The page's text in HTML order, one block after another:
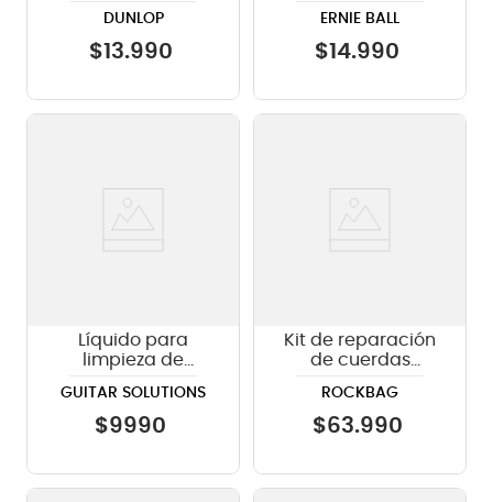
654
DUNLOP
$13.990
CLOTH
ERNIE BALL
$14.990
Líquido para
limpieza de
120ml Guitar
Solutions LGP01
GUITAR SOLUTIONS
$9990
Kit de reparación
de cuerdas
R-CARE K PRO
ROCKBAG
$63.990